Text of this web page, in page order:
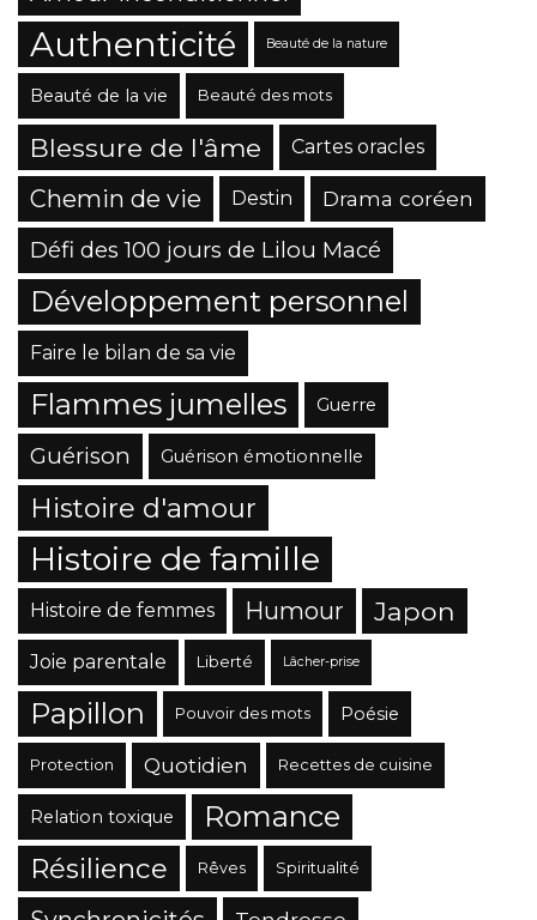
Authenticité Beauté de la nature
Beauté de la vie Beauté des mots
Blessure de l'âme Cartes oracles
Chemin de vie Destin Drama coréen
Défi des 100 jours de Lilou Macé
Développement personnel
Faire le bilan de sa vie
Flammes jumelles Guerre
Guérison Guérison émotionnelle
Histoire d'amour
Histoire de famille
Histoire de femmes Humour Japon
Joie parentale Liberté Lâcher-prise
Papillon Pouvoir des mots Poésie
Protection Quotidien Recettes de cuisine
Relation toxique Romance
Résilience Rêves Spiritualité